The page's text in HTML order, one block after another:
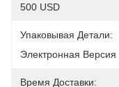
500 USD
Упаковывая Детали:
Электронная Версия
Время Доставки: